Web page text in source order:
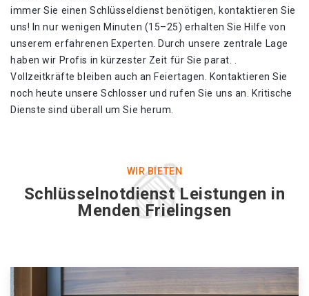
immer Sie einen Schlüsseldienst benötigen, kontaktieren Sie
uns! In nur wenigen Minuten (15–25) erhalten Sie Hilfe von
unserem erfahrenen Experten. Durch unsere zentrale Lage
haben wir Profis in kürzester Zeit für Sie parat. .
Vollzeitkräfte bleiben auch an Feiertagen. Kontaktieren Sie
noch heute unsere Schlosser und rufen Sie uns an. Kritische
Dienste sind überall um Sie herum.
WIR BIETEN
Schlüsselnotdienst Leistungen in
Menden Frielingsen